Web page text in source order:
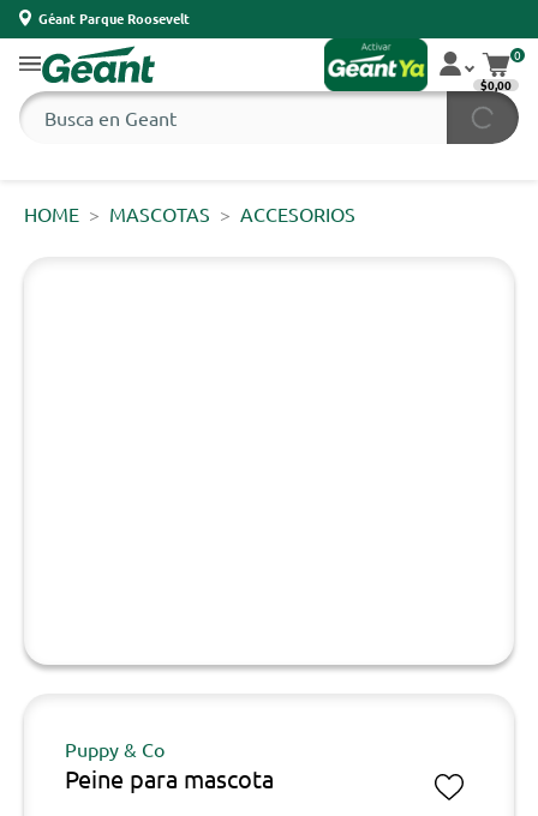
Géant Parque Roosevelt
0
$0,00
HOME MASCOTAS ACCESORIOS
Puppy & Co
Peine para mascota